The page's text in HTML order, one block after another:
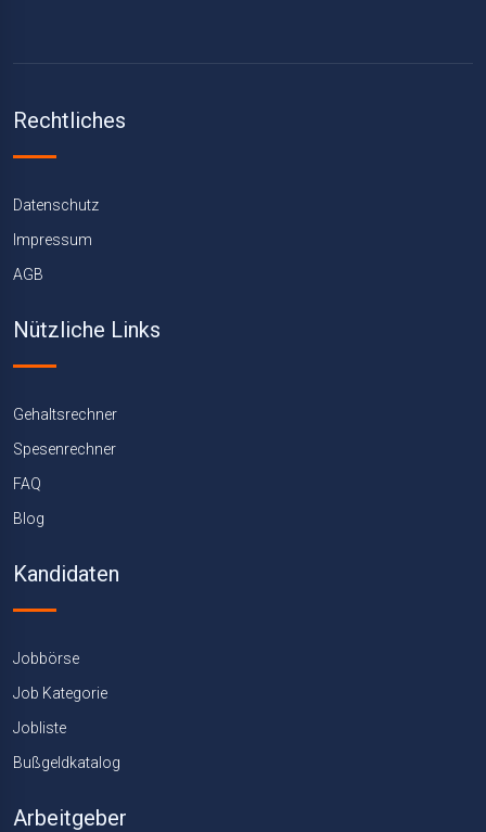
Rechtliches
Datenschutz
Impressum
AGB
Nützliche Links
Gehaltsrechner
Spesenrechner
FAQ
Blog
Kandidaten
Jobbörse
Job Kategorie
Jobliste
Bußgeldkatalog
Arbeitgeber